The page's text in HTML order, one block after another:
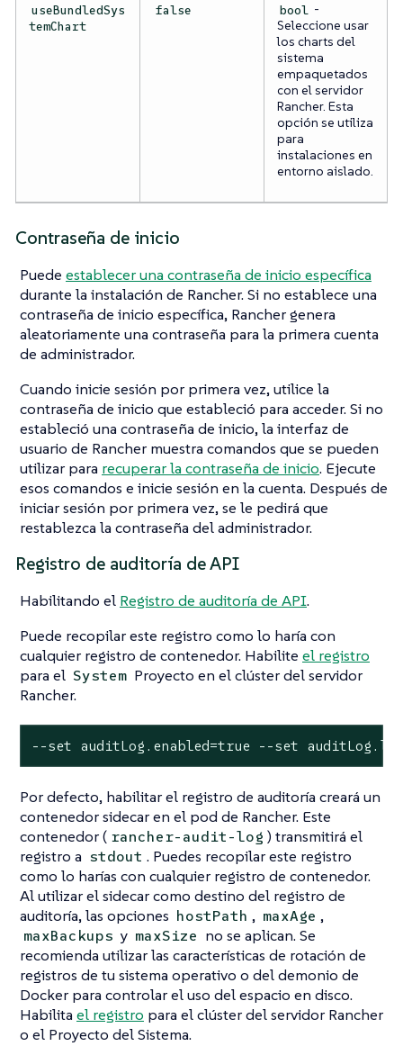
useBundledSys
temChart
false bool -
Seleccione usar
los charts del
sistema
empaquetados
con el servidor
Rancher. Esta
opción se utiliza
para
instalaciones en
entorno aislado.
Contraseña de inicio
Puede establecer una contraseña de inicio específica
durante la instalación de Rancher. Si no establece una
contraseña de inicio específica, Rancher genera
aleatoriamente una contraseña para la primera cuenta
de administrador.
Cuando inicie sesión por primera vez, utilice la
contraseña de inicio que estableció para acceder. Si no
estableció una contraseña de inicio, la interfaz de
usuario de Rancher muestra comandos que se pueden
utilizar para recuperar la contraseña de inicio. Ejecute
esos comandos e inicie sesión en la cuenta. Después de
iniciar sesión por primera vez, se le pedirá que
restablezca la contraseña del administrador.
Registro de auditoría de API
Habilitando el Registro de auditoría de API.
Puede recopilar este registro como lo haría con
cualquier registro de contenedor. Habilite el registro
para el System Proyecto en el clúster del servidor
Rancher.
--set auditLog.enabled=true --set
Por defecto, habilitar el registro de auditoría creará un
contenedor sidecar en el pod de Rancher. Este
contenedor ( rancher-audit-log ) transmitirá el
registro a stdout . Puedes recopilar este registro
como lo harías con cualquier registro de contenedor.
Al utilizar el sidecar como destino del registro de
auditoría, las opciones hostPath , maxAge ,
maxBackups y maxSize no se aplican. Se
recomienda utilizar las características de rotación de
registros de tu sistema operativo o del demonio de
Docker para controlar el uso del espacio en disco.
Habilita el registro para el clúster del servidor Rancher
o el Proyecto del Sistema.